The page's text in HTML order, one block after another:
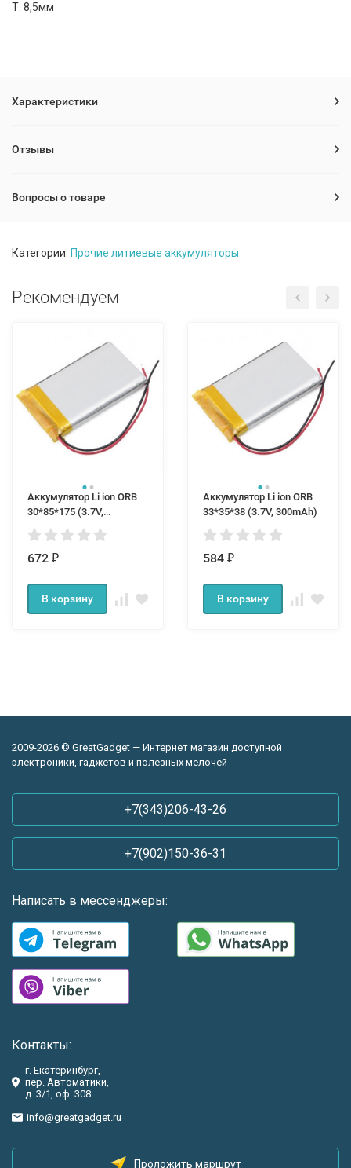
Т: 8,5мм
Характеристики
Отзывы
Вопросы о товаре
Категории: Прочие литиевые аккумуляторы
Рекомендуем
Аккумулятор Li ion ORB
30*85*175 (3.7V,
4400mAh)
672 ₽
В корзину
Аккумулятор Li ion ORB
33*35*38 (3.7V, 300mAh)
584 ₽
В корзину
2009-2026 © GreatGadget — Интернет магазин доступной
электроники, гаджетов и полезных мелочей
+7(343)206-43-26
+7(902)150-36-31
Написать в мессенджеры:
Контакты:
г. Екатеринбург,
пер. Автоматики,
д. 3/1, оф. 308
info@greatgadget.ru
Проложить маршрут